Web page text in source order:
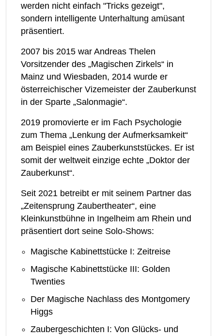
werden nicht einfach "Tricks gezeigt",
sondern intelligente Unterhaltung amüsant
präsentiert.
2007 bis 2015 war Andreas Thelen
Vorsitzender des „Magischen Zirkels“ in
Mainz und Wiesbaden, 2014 wurde er
österreichischer Vizemeister der Zauberkunst
in der Sparte „Salonmagie“.
2019 promovierte er im Fach Psychologie
zum Thema „Lenkung der Aufmerksamkeit“
am Beispiel eines Zauberkunststückes. Er ist
somit der weltweit einzige echte „Doktor der
Zauberkunst“.
Seit 2021 betreibt er mit seinem Partner das
„Zeitensprung Zaubertheater“, eine
Kleinkunstbühne in Ingelheim am Rhein und
präsentiert dort seine Solo-Shows:
Magische Kabinettstücke I: Zeitreise
Magische Kabinettstücke III: Golden
Twenties
Der Magische Nachlass des Montgomery
Higgs
Zaubergeschichten I: Von Glücks- und